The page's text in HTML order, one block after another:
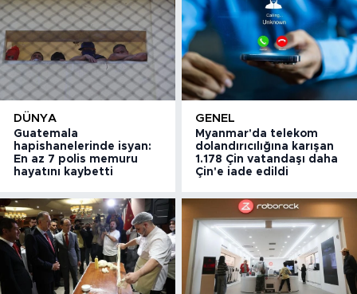
DÜNYA
Guatemala
hapishanelerinde isyan:
En az 7 polis memuru
hayatını kaybetti
GENEL
Myanmar'da telekom
dolandırıcılığına karışan
1.178 Çin vatandaşı daha
Çin'e iade edildi